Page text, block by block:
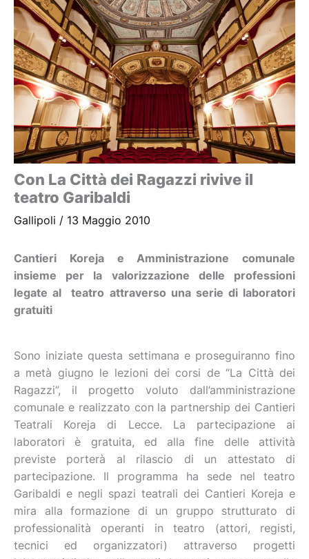
Con La Città dei Ragazzi rivive il
teatro Garibaldi
Gallipoli / 13 Maggio 2010
Cantieri Koreja e Amministrazione comunale
insieme per la valorizzazione delle professioni
legate al teatro attraverso una serie di laboratori
gratuiti
Sono iniziate questa settimana e proseguiranno fino
a metà giugno le lezioni dei corsi de “La Città dei
Ragazzi”, il progetto voluto dall’amministrazione
comunale e realizzato con la partnership dei Cantieri
Teatrali Koreja di Lecce. La partecipazione ai
laboratori è gratuita, ed alla fine delle attività
previste porterà al rilascio di un attestato di
partecipazione. Il programma ha sede nel teatro
Garibaldi e negli spazi teatrali dei Cantieri Koreja e
mira alla formazione di un gruppo strutturato di
professionalità operanti in teatro (attori, registi,
tecnici ed organizzatori) attraverso progetti